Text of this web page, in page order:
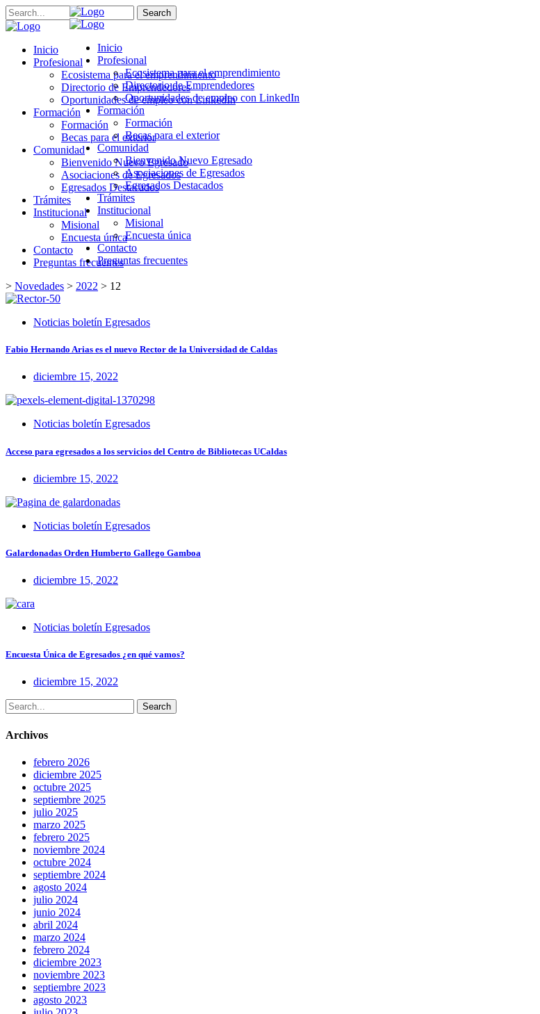
Inicio
Profesional
Ecosistema para el emprendimiento
Directorio de Emprendedores
Oportunidades de empleo con LinkedIn
Formación
Formación
Becas para el exterior
Comunidad
Bienvenido Nuevo Egresado
Asociaciones de Egresados
Egresados Destacados
Trámites
Institucional
Misional
Encuesta única
Contacto
Preguntas frecuentes
Search
Inicio
Profesional
Ecosistema para el emprendimiento
Directorio de Emprendedores
Oportunidades de empleo con LinkedIn
Formación
Formación
Becas para el exterior
Comunidad
Bienvenido Nuevo Egresado
Asociaciones de Egresados
Egresados Destacados
Trámites
Institucional
Misional
Encuesta única
Contacto
Preguntas frecuentes
> Novedades > 2022 > 12
Noticias boletín Egresados
Fabio Hernando Arias es el nuevo Rector de la Universidad de Caldas
diciembre 15, 2022
Noticias boletín Egresados
Acceso para egresados a los servicios del Centro de Bibliotecas UCaldas
diciembre 15, 2022
Noticias boletín Egresados
Galardonadas Orden Humberto Gallego Gamboa
diciembre 15, 2022
Noticias boletín Egresados
Encuesta Única de Egresados ¿en qué vamos?
diciembre 15, 2022
Search
Archivos
febrero 2026
diciembre 2025
octubre 2025
septiembre 2025
julio 2025
marzo 2025
febrero 2025
noviembre 2024
octubre 2024
septiembre 2024
agosto 2024
julio 2024
junio 2024
abril 2024
marzo 2024
febrero 2024
diciembre 2023
noviembre 2023
septiembre 2023
agosto 2023